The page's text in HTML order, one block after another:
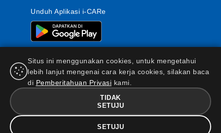
Unduh Aplikasi i-CARe
PT AJ Central Asia Raya berizin dan diawasi oleh
Otoritas Jasa Keuangan
Maklumat & Pernyataan
Kebijakan Keamanan
Informasi|Standar Pelayanan Nasabah|Kebijakan
Situs ini menggunakan cookies, untuk mengetahui
lebih lanjut mengenai cara kerja cookies, silakan baca
di Pemberitahuan Privasi kami.
TIDAK
SETUJU
SETUJU